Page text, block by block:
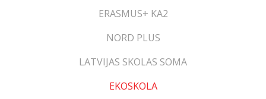
ERASMUS+ KA2
NORD PLUS
LATVIJAS SKOLAS SOMA
EKOSKOLA